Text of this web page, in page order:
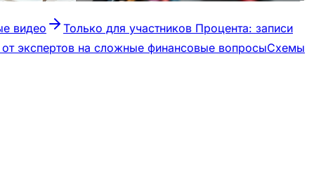
видео
Только для участников Процента: записи
экспертов на сложные финансовые вопросыСхемы